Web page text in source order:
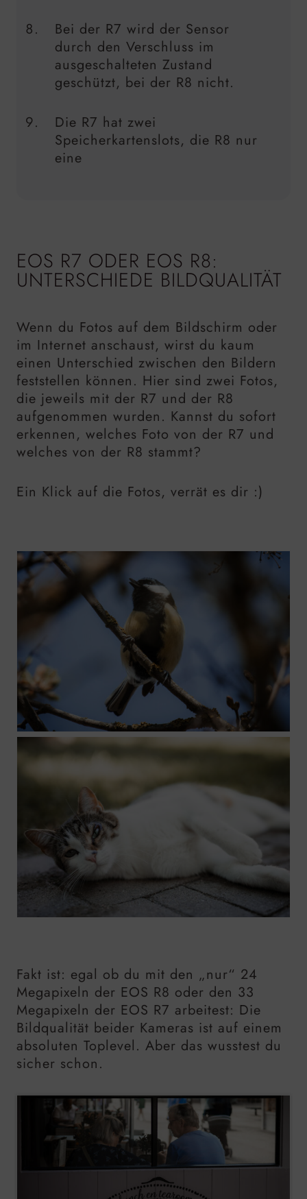
Bei der R7 wird der Sensor
durch den Verschluss im
ausgeschalteten Zustand
geschützt, bei der R8 nicht.
Die R7 hat zwei
Speicherkartenslots, die R8 nur
eine
EOS R7 ODER EOS R8:
UNTERSCHIEDE BILDQUALITÄT
Wenn du Fotos auf dem Bildschirm oder
im Internet anschaust, wirst du kaum
einen Unterschied zwischen den Bildern
feststellen können. Hier sind zwei Fotos,
die jeweils mit der R7 und der R8
aufgenommen wurden. Kannst du sofort
erkennen, welches Foto von der R7 und
welches von der R8 stammt?
Ein Klick auf die Fotos, verrät es dir :)
Fakt ist: egal ob du mit den „nur“ 24
Megapixeln der EOS R8 oder den 33
Megapixeln der EOS R7 arbeitest: Die
Bildqualität beider Kameras ist auf einem
absoluten Toplevel. Aber das wusstest du
sicher schon.